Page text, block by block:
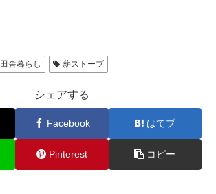
田舎暮らし 薪ストーブ
シェアする
Facebook はてブ
Pinterest コピー